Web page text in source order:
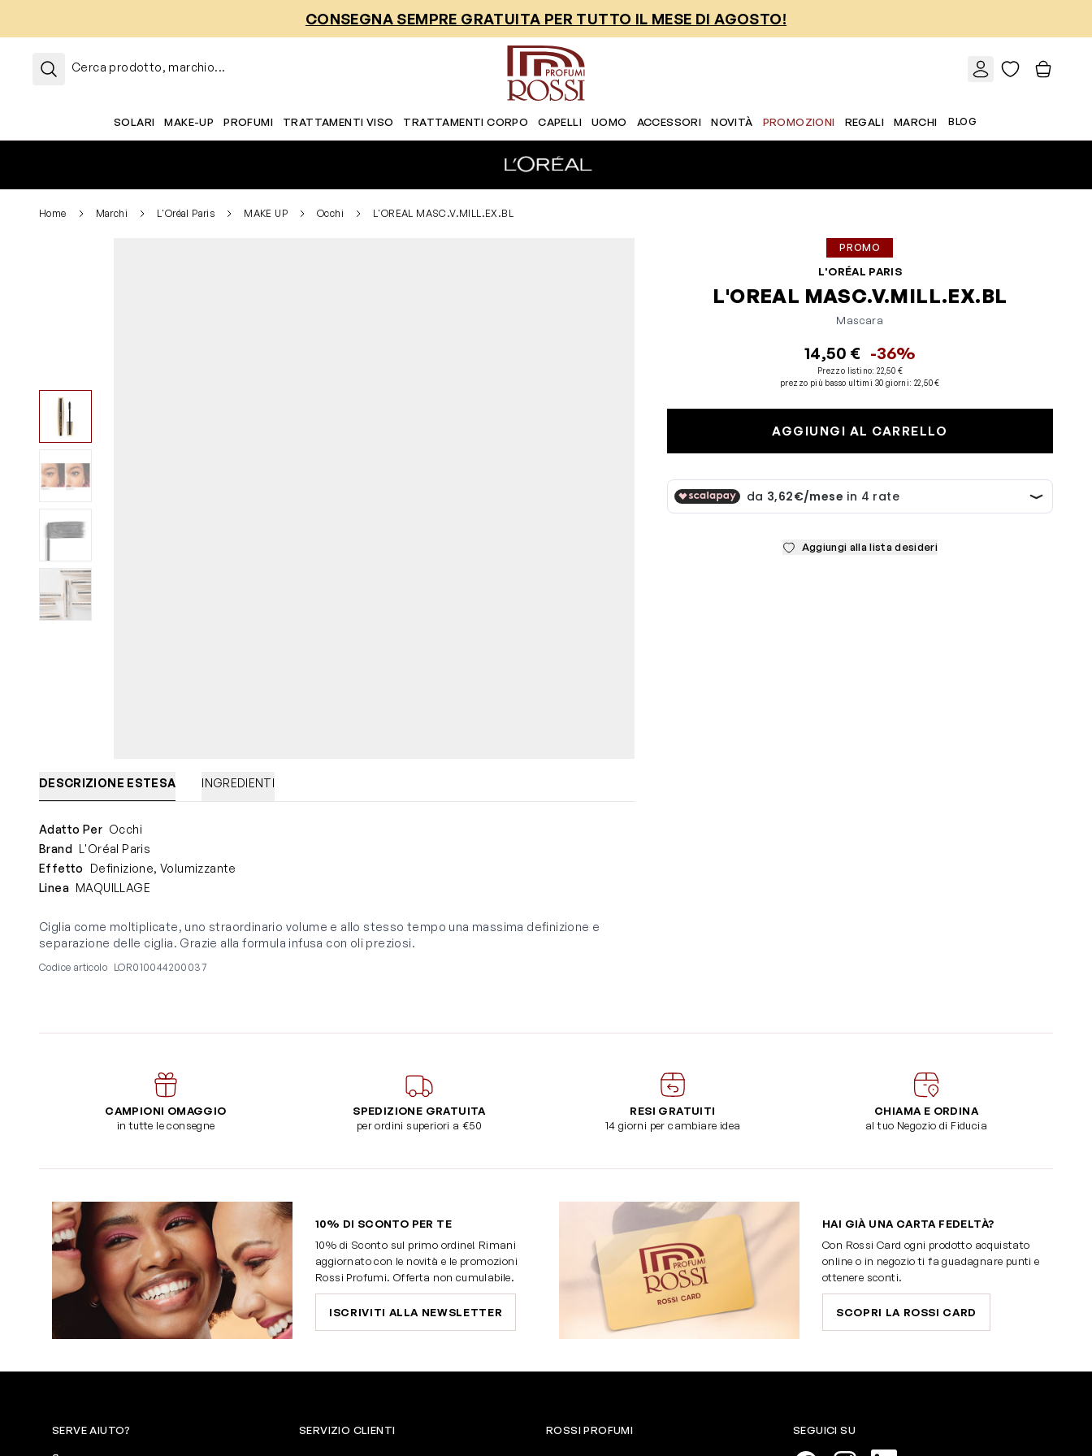
CONSEGNA SEMPRE GRATUITA PER TUTTO IL MESE DI AGOSTO!
Cerca prodotto, marchio...
SOLARI MAKE-UP PROFUMI TRATTAMENTI VISO TRATTAMENTI CORPO CAPELLI UOMO ACCESSORI NOVITÀ PROMOZIONI REGALI MARCHI BLOG
Home Marchi L'Oréal Paris MAKE UP Occhi L'OREAL MASC.V.MILL.EX.BL
PROMO
L'ORÉAL PARIS
L'OREAL MASC.V.MILL.EX.BL
Mascara
14,50 € -36%
Prezzo listino:22,50 €
prezzo più basso ultimi 30 giorni: 22,50 €
AGGIUNGI AL CARRELLO
Aggiungi alla lista desideri
View larger image
View larger image
View larger image
DESCRIZIONE ESTESA INGREDIENTI
Adatto Per Occhi
Brand L'Oréal Paris
Effetto
Definizione, Volumizzante
Linea MAQUILLAGE
Ciglia come moltiplicate, uno straordinario volume e allo stesso tempo una massima definizione e
separazione delle ciglia. Grazie alla formula infusa con oli preziosi.
Codice articolo LOR010044200037
CAMPIONI OMAGGIO
in tutte le consegne
SPEDIZIONE GRATUITA
per ordini superiori a €50
RESI GRATUITI
14 giorni per cambiare idea
CHIAMA E ORDINA
al tuo Negozio di Fiducia
10% DI SCONTO PER TE
10% di Sconto sul primo ordine! Rimani
aggiornato con le novità e le promozioni
Rossi Profumi. Offerta non cumulabile.
ISCRIVITI ALLA NEWSLETTER
HAI GIÀ UNA CARTA FEDELTÀ?
Con Rossi Card ogni prodotto acquistato
online o in negozio ti fa guadagnare punti e
ottenere sconti.
SCOPRI LA ROSSI CARD
SERVE AIUTO? SEGUICI SU
SERVIZIO CLIENTI ROSSI PROFUMI